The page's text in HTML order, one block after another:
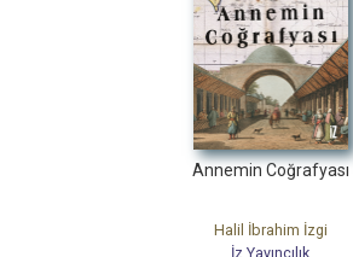
Annemin Coğrafyası
Halil İbrahim İzgi
İz Yayıncılık